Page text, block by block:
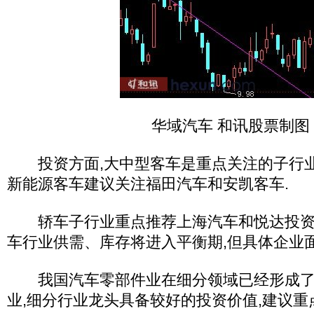
华域汽车 和讯股票制图
投资方面,大中型客车是重点关注的子行
新能源客车建议关注福田汽车和安凯客车.
轿车子行业重点推荐上海汽车和悦达投
车行业供需、库存将进入平衡期,但具体企业
我国汽车零部件业在细分领域已经形成
业,细分行业龙头具备较好的投资价值,建议